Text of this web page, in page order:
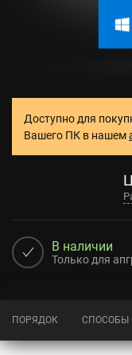
Доступно для
Вашего ПК в нашем
В наличии
Только для
ПОРЯДОК СПОСОБЫ